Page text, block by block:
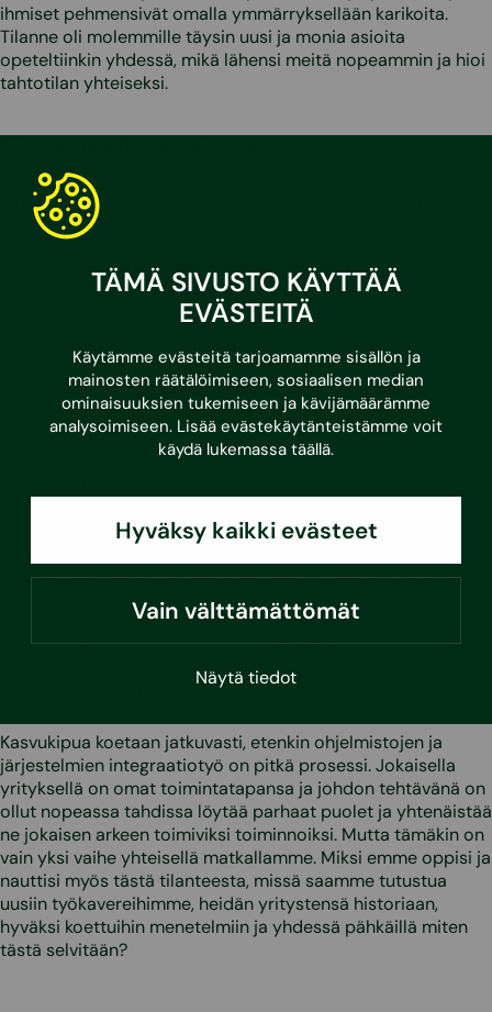
TÄMÄ SIVUSTO KÄYTTÄÄ
EVÄSTEITÄ
Käytämme evästeitä tarjoamamme sisällön ja
mainosten räätälöimiseen, sosiaalisen median
ominaisuuksien tukemiseen ja kävijämäärämme
analysoimiseen. Lisää evästekäytänteistämme voit
käydä lukemassa täällä.
Hyväksy kaikki evästeet
Vain välttämättömät
Näytä tiedot
ihmiset pehmensivät omalla ymmärryksellään karikoita.
Tilanne oli molemmille täysin uusi ja monia asioita
opeteltiinkin yhdessä, mikä lähensi meitä nopeammin ja hioi
tahtotilan yhteiseksi.
Sitten tuli vuosi 2018 ja täysin uudenlainen aika meille
kaikille.Vuoden lopulla saimme pääomistajaksemme
vuoristoradan kurvien aikaan korvaamatonta.
Pelkästään vuoden 2019 aikana liikevaihtomme kasvoi n. 60
takana olivat vahva rekrytoiminen, voimakas tahto kasvaa
yritysostoin sekä laajentua Suomesta muihin Pohjolan
Saimmekin konserniimme vuoden aikana neljä uutta
keskustelut integraatiotoimenpiteistä ja luotiin omat
muutosta vaan antaa sen tulla luonnostaan keskustelujen
sekä ajan kanssa. Koemme, että olemme vahvempia yhdessä
kuin erikseen, mutta haluamme antaa muutokselle aikaa.
Koemme Raksystemsillä yritys- ja työidentiteetin vahvana ja
ymmärrämme, että näin on myös muualla. Pakottamalla
saadaan harvoin hyviä lopputuloksia.
Kasvukipua koetaan jatkuvasti, etenkin ohjelmistojen ja
järjestelmien integraatiotyö on pitkä prosessi. Jokaisella
yrityksellä on omat toimintatapansa ja johdon tehtävänä on
ollut nopeassa tahdissa löytää parhaat puolet ja yhtenäistää
ne jokaisen arkeen toimiviksi toiminnoiksi. Mutta tämäkin on
vain yksi vaihe yhteisellä matkallamme. Miksi emme oppisi ja
nauttisi myös tästä tilanteesta, missä saamme tutustua
uusiin työkavereihimme, heidän yritystensä historiaan,
hyväksi koettuihin menetelmiin ja yhdessä pähkäillä miten
tästä selvitään?